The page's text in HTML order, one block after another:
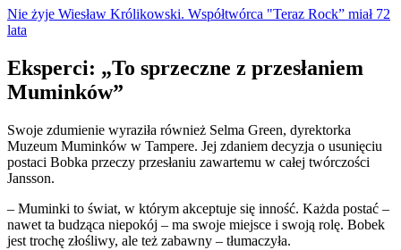
Nie żyje Wiesław Królikowski. Współtwórca "Teraz Rock” miał 72
lata
Eksperci: „To sprzeczne z przesłaniem
Muminków”
Swoje zdumienie wyraziła również Selma Green, dyrektorka
Muzeum Muminków w Tampere. Jej zdaniem decyzja o usunięciu
postaci Bobka przeczy przesłaniu zawartemu w całej twórczości
Jansson.
– Muminki to świat, w którym akceptuje się inność. Każda postać –
nawet ta budząca niepokój – ma swoje miejsce i swoją rolę. Bobek
jest trochę złośliwy, ale też zabawny – tłumaczyła.